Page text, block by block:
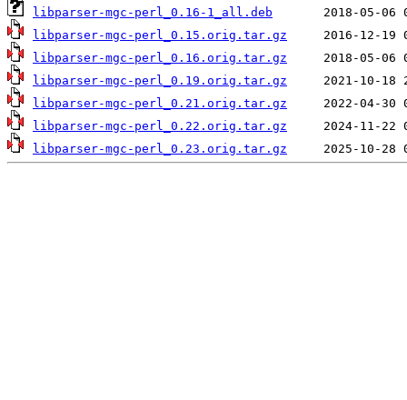
libparser-mgc-perl_0.16-1_all.deb
libparser-mgc-perl_0.15.orig.tar.gz
libparser-mgc-perl_0.16.orig.tar.gz
libparser-mgc-perl_0.19.orig.tar.gz
libparser-mgc-perl_0.21.orig.tar.gz
libparser-mgc-perl_0.22.orig.tar.gz
libparser-mgc-perl_0.23.orig.tar.gz